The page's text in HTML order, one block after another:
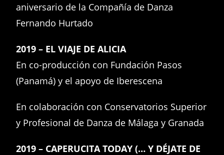
aniversario de la Compañía de Danza
Fernando Hurtado
2019 – EL VIAJE DE ALICIA
En co-producción con Fundación Pasos
(Panamá) y el apoyo de Iberescena
En colaboración con Conservatorios Superior
y Profesional de Danza de Málaga y Granada
2019 – CAPERUCITA TODAY (… Y DÉJATE DE